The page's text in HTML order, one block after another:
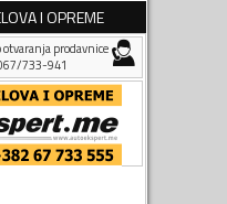
I OPREME
otvaranja prodavnice
733-941